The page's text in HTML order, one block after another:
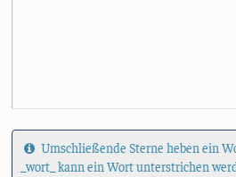
Umschließende Sterne heben ein
_wort_ kann ein Wort unterstrichen